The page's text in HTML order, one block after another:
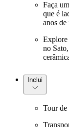
Faça
que é
anos de
Explore
no
Inclui
Tour